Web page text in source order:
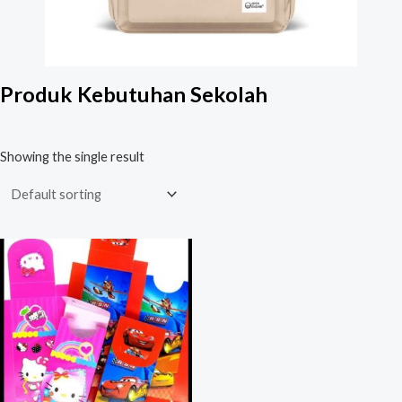
Produk Kebutuhan Sekolah
Showing the single result